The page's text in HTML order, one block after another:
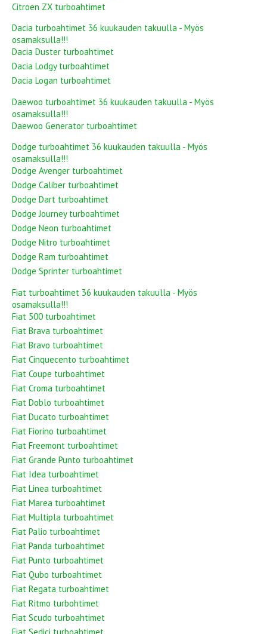
Citroen ZX turboahtimet
Dacia turboahtimet 36 kuukauden takuulla - Myös
osamaksulla!!!
Dacia Duster turboahtimet
Dacia Lodgy turboahtimet
Dacia Logan turboahtimet
Daewoo turboahtimet 36 kuukauden takuulla - Myös
osamaksulla!!!
Daewoo Generator turboahtimet
Dodge turboahtimet 36 kuukauden takuulla - Myös
osamaksulla!!!
Dodge Avenger turboahtimet
Dodge Caliber turboahtimet
Dodge Dart turboahtimet
Dodge Journey turboahtimet
Dodge Neon turboahtimet
Dodge Nitro turboahtimet
Dodge Ram turboahtimet
Dodge Sprinter turboahtimet
Fiat turboahtimet 36 kuukauden takuulla - Myös
osamaksulla!!!
Fiat 500 turboahtimet
Fiat Brava turboahtimet
Fiat Bravo turboahtimet
Fiat Cinquecento turboahtimet
Fiat Coupe turboahtimet
Fiat Croma turboahtimet
Fiat Doblo turboahtimet
Fiat Ducato turboahtimet
Fiat Fiorino turboahtimet
Fiat Freemont turboahtimet
Fiat Grande Punto turboahtimet
Fiat Idea turboahtimet
Fiat Linea turboahtimet
Fiat Marea turboahtimet
Fiat Multipla turboahtimet
Fiat Palio turboahtimet
Fiat Panda turboahtimet
Fiat Punto turboahtimet
Fiat Qubo turboahtimet
Fiat Regata turboahtimet
Fiat Ritmo turbohtimet
Fiat Scudo turboahtimet